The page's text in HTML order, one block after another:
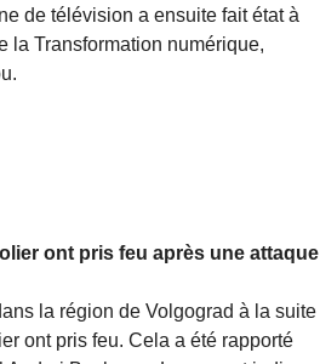
de télévision a ensuite fait état à
la Transformation numérique,
ont pris feu après une attaque
la région de Volgograd à la suite
ont pris feu. Cela a été rapporté